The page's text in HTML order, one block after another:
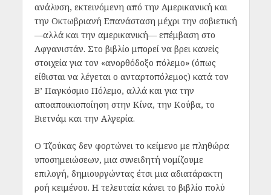
ανάλυση, εκτεινόμενη από την Αμερικανική και
την Οκτωβριανή Επανάσταση μέχρι την σοβιετική
—αλλά και την αμερικανική— επέμβαση στο
Αφγανιστάν. Στο βιβλίο μπορεί να βρει κανείς
στοιχεία για τον «ανορθόδοξο πόλεμο» (όπως
είθισται να λέγεται ο ανταρτοπόλεμος) κατά τον
Β’ Παγκόσμιο Πόλεμο, αλλά και για την
αποαποικιοποίηση στην Κίνα, την Κούβα, το
Βιετνάμ και την Αλγερία.
Ο Τζούκας δεν φορτώνει το κείμενο με πληθώρα
υποσημειώσεων, μια συνειδητή νομίζουμε
επιλογή, δημιουργώντας έτσι μια αδιατάρακτη
ροή κειμένου. Η τελευταία κάνει το βιβλίο πολύ